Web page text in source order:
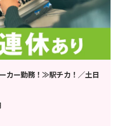
カー勤務！≫駅チカ！／土日